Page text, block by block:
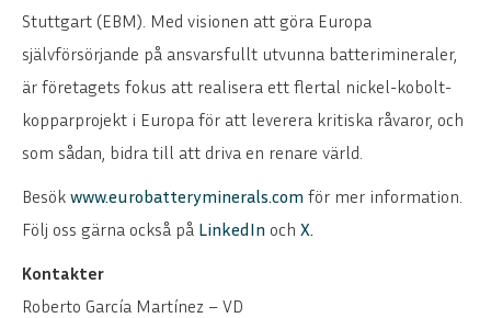
Stuttgart (EBM). Med visionen att göra Europa
självförsörjande på ansvarsfullt utvunna batterimineraler,
är företagets fokus att realisera ett flertal nickel-kobolt-
kopparprojekt i Europa för att leverera kritiska råvaror, och
som sådan, bidra till att driva en renare värld.
Besök www.eurobatteryminerals.com för mer information.
Följ oss gärna också på LinkedIn och X.
Kontakter
Roberto García Martínez – VD